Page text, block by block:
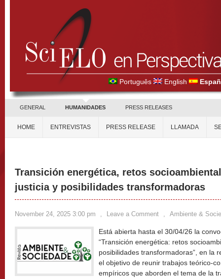
Português English
GENERAL HUMANIDADES PRESS RELEASES
HOME ENTREVISTAS PRESS RELEASE LLAMADA
Transición energética, retos
justicia y posibilidades transformadoras
November 24, 2025 3:00 pm , Leave a Comment , Ambiente &
Está abierta hasta el 30/04/26 la
“Transición energética: retos
posibilidades transformadoras”, en la
el objetivo de reunir trabajos teórico-
empíricos que aborden el tema de la